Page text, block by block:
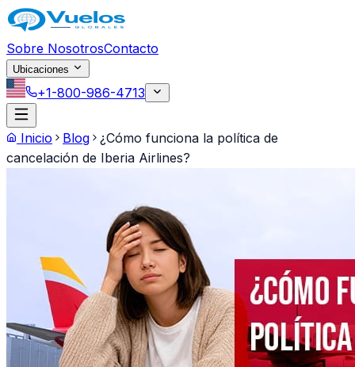
Saltar al contenido principal
Sobre NosotrosContacto
Ubicaciones
+1-800-986-4713
Inicio Blog
¿Cómo funciona la política de
cancelación de Iberia Airlines?